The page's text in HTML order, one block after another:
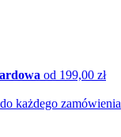
od 199,00 zł
do każdego zamówienia